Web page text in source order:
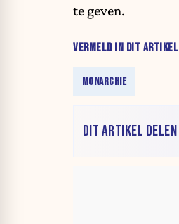
te geven.
VERMELD IN DIT ARTIKEL
MONARCHIE
DIT ARTIKEL DELEN